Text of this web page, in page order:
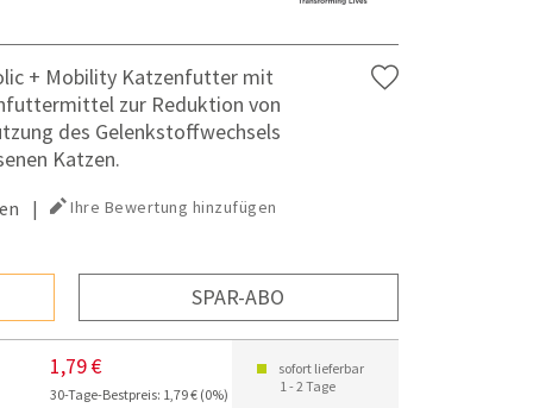
+ Mobility Katzenfutter mit
zur Reduktion von
des Gelenkstoffwechsels
Katzen.
| Ihre Bewertung hinzufügen
SPAR-ABO
1,79 €
30-Tage-Bestpreis: 1,79 € (0%)
sofort lieferbar
1 - 2 Tage